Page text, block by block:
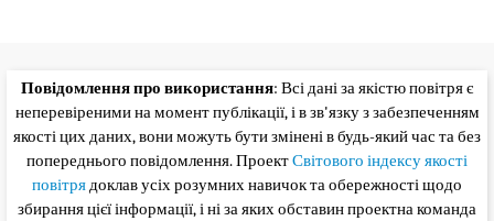
Повідомлення про використання: Всі дані за якістю повітря є
неперевіреними на момент публікації, і в зв'язку з забезпеченням
якості цих даних, вони можуть бути змінені в будь-який час та без
попереднього повідомлення. ПроектСвітового індексу якості
повітрядоклав усіх розумних навичок та обережності щодо
збирання цієї інформації, і ні за яких обставин проектна команда